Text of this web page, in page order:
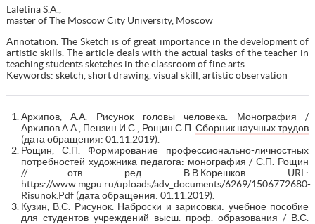
Laletina S.A.,
master of The Moscow City University, Moscow
Annotation. The Sketch is of great importance in the development of
artistic skills. The article deals with the actual tasks of the teacher in
teaching students sketches in the classroom of fine arts.
Keywords: sketch, short drawing, visual skill, artistic observation
Архипов, А.А. Рисунок головы человека. Монография /
Архипов А.А., Пензин И.С., Рощин С.П. Сборник научных трудов
(дата обращения: 01.11.2019).
Рощин, С.П. Формирование профессионально-личностных
потребностей художника-педагога: монография / С.П. Рощин
// отв. ред. В.В.Корешков. URL:
https://www.mgpu.ru/uploads/adv_documents/6269/1506772680-
Risunok.Pdf (дата обращения: 01.11.2019).
Кузин, В.С. Рисунок. Наброски и зарисовки: учебное пособие
для студентов учреждений высш. проф. образования / В.С.